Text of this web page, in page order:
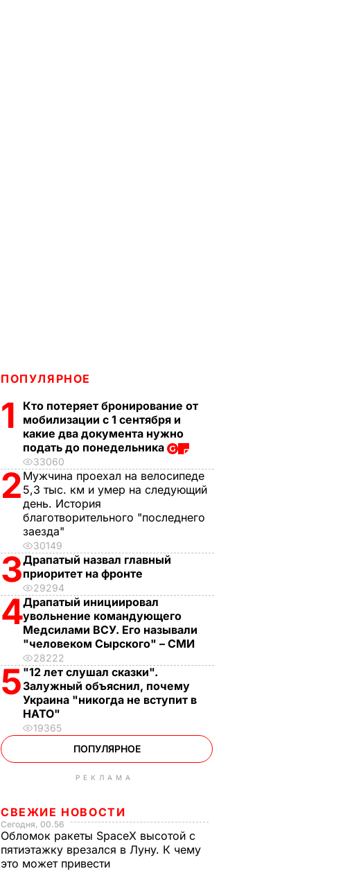
ПОПУЛЯРНОЕ
1
Кто потеряет бронирование от
мобилизации с 1 сентября и
какие два документа нужно
подать до понедельника
33060
2 Мужчина проехал на велосипеде
5,3 тыс. км и умер на следующий
день. История
благотворительного "последнего
заезда"
30149
3Драпатый назвал главный
приоритет на фронте
29294
4Драпатый инициировал
увольнение командующего
Медсилами ВСУ. Его называли
"человеком Сырского" – СМИ
28222
5 "12 лет слушал сказки".
Залужный объяснил, почему
Украина "никогда не вступит в
НАТО"
19365
ПОПУЛЯРНОЕ
РЕКЛАМА
СВЕЖИЕ НОВОСТИ
Сегодня, 00.56
Обломок ракеты SpaceX высотой с
пятиэтажку врезался в Луну. К чему
это может привести